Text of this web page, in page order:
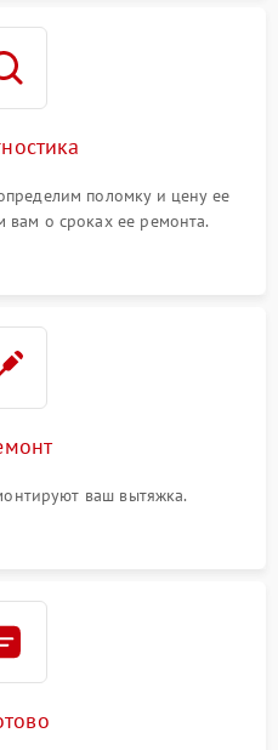
поломку и цену ее
о сроках ее ремонта.
ваш вытяжка.